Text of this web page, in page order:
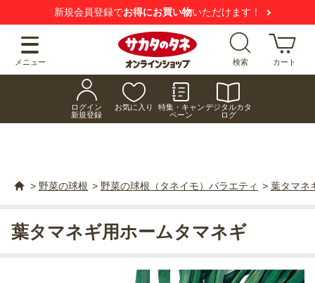
新規会員登録でお得にお買い物いただけます！
メニュー 検索 カート
ログイン
新規登録
お気に入り
特集・キャン
ペーン
デジタルカタ
ログ
> 野菜の球根 > 野菜の球根（タネイモ）バラエティ > 葉タマネ
葉タマネギ用ホームタマネギ